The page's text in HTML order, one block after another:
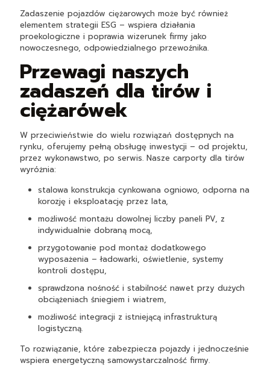
Zadaszenie pojazdów ciężarowych może być również
elementem strategii ESG – wspiera działania
proekologiczne i poprawia wizerunek firmy jako
nowoczesnego, odpowiedzialnego przewoźnika.
Przewagi naszych
zadaszeń dla tirów i
ciężarówek
W przeciwieństwie do wielu rozwiązań dostępnych na
rynku, oferujemy pełną obsługę inwestycji – od projektu,
przez wykonawstwo, po serwis. Nasze carporty dla tirów
wyróżnia:
stalowa konstrukcja cynkowana ogniowo, odporna na
korozję i eksploatację przez lata,
możliwość montażu dowolnej liczby paneli PV, z
indywidualnie dobraną mocą,
przygotowanie pod montaż dodatkowego
wyposażenia – ładowarki, oświetlenie, systemy
kontroli dostępu,
sprawdzona nośność i stabilność nawet przy dużych
obciążeniach śniegiem i wiatrem,
możliwość integracji z istniejącą infrastrukturą
logistyczną.
To rozwiązanie, które zabezpiecza pojazdy i jednocześnie
wspiera energetyczną samowystarczalność firmy.